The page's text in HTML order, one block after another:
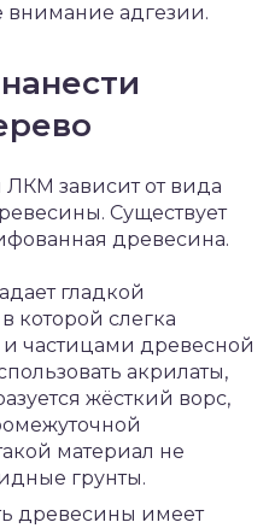
внимание адгезии.
зависит от вида
Существует
древесина.
гладкой
которой слегка
частицами древесной
акрилаты,
жёсткий ворс,
материал не
грунты.
древесины имеет